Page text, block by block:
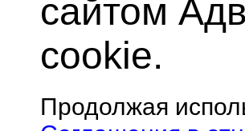
сайтом
cookie.
Продолжая